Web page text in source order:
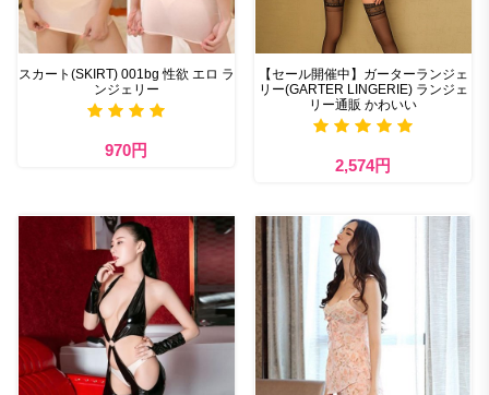
スカート(SKIRT) 001bg 性欲 エロ ラ
ンジェリー
970円
【セール開催中】ガーターランジェ
リー(GARTER LINGERIE) ランジェ
リー通販 かわいい
2,574円